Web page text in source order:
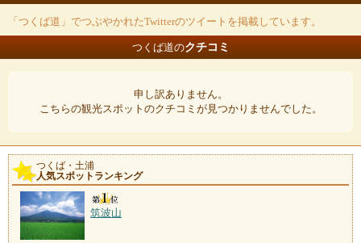
「つくば道」でつぶやかれたTwitterのツイートを掲載しています。
つくば道のクチコミ
申し訳ありません。
こちらの観光スポットのクチコミが見つかりませんでした。
つくば・土浦
人気スポットランキング
筑波山